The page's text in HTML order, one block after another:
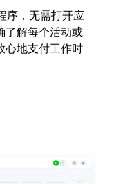
序，无需打开应
了解每个活动或
心地支付工作时